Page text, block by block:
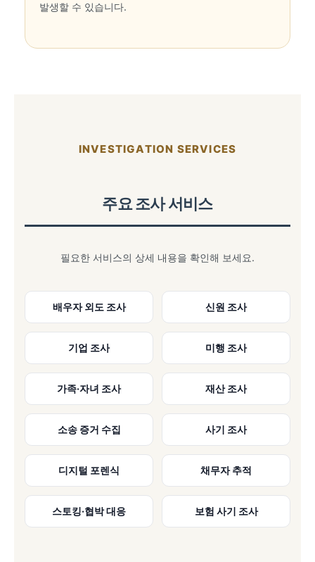
발생할 수 있습니다.
INVESTIGATION SERVICES
주요 조사 서비스
필요한 서비스의 상세 내용을 확인해 보세요.
배우자 외도 조사 신원 조사
기업 조사 미행 조사
가족·자녀 조사 재산 조사
소송 증거 수집 사기 조사
디지털 포렌식 채무자 추적
스토킹·협박 대응 보험 사기 조사